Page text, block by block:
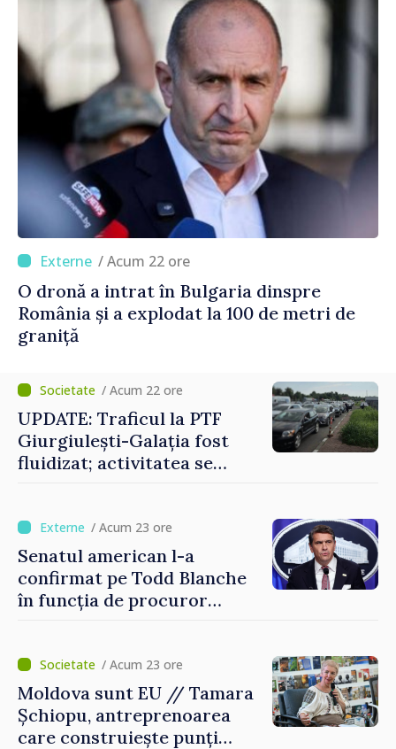
/ Acum 22 ore
O dronă a intrat în Bulgaria dinspre
România și a explodat la 100 de metri de
graniță
/ Acum 22 ore
UPDATE: Traficul la PTF
Giurgiulești-Galația fost
fluidizat; activitatea se
/ Acum 23 ore
Senatul american l-a
confirmat pe Todd Blanche
în funcția de procuror
/ Acum 23 ore
Moldova sunt EU // Tamara
Șchiopu, antreprenoarea
care construiește punți